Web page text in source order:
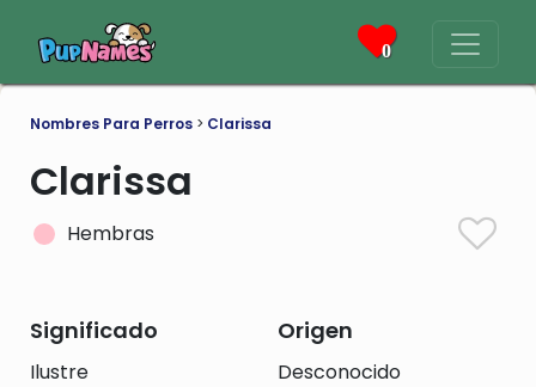
0
Nombres Para Perros > Clarissa
Clarissa
Hembras
Significado
Ilustre
Origen
Desconocido